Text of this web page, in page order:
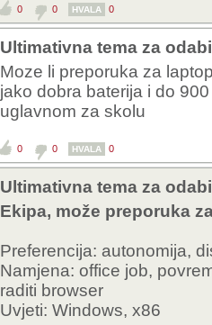
0 0 HVALA 0
Ultimativna tema za
Moze li preporuka za
jako dobra baterija i do
uglavnom za skolu
0 0 HVALA 0
Ultimativna tema za
Ekipa, može preporuka
Preferencija: autonomija,
Namjena: office job,
raditi browser
Uvjeti: Windows, x86